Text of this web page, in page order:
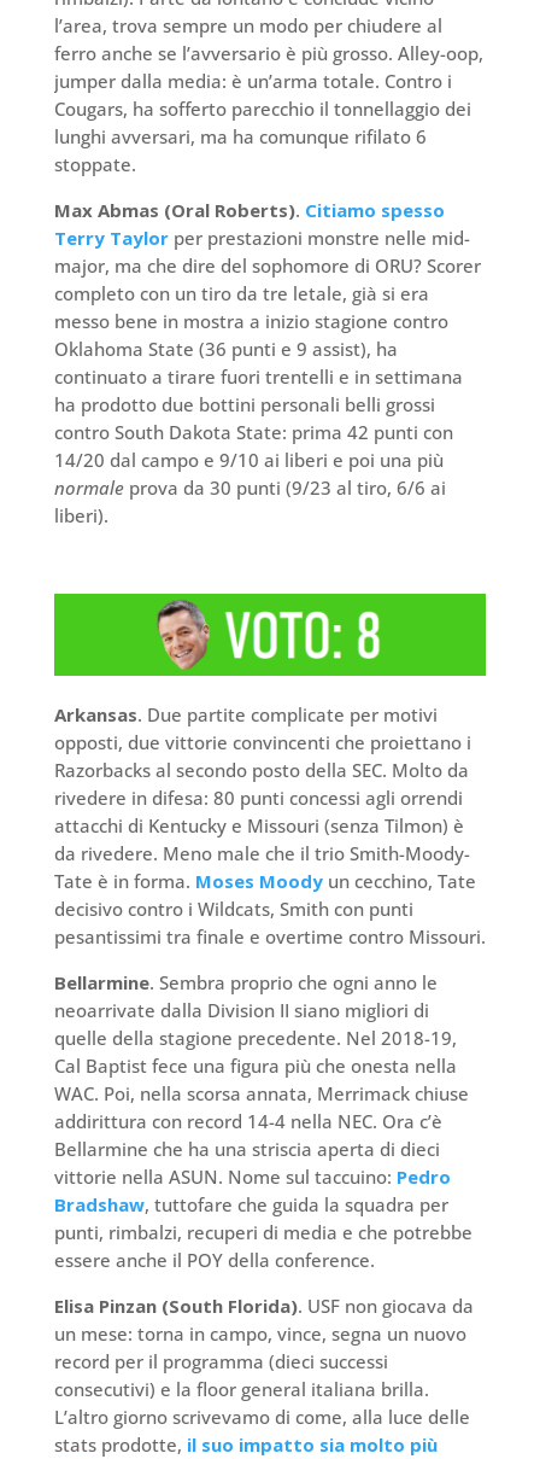
l’area, trova sempre un modo per chiudere al
ferro anche se l’avversario è più grosso. Alley-oop,
jumper dalla media: è un’arma totale. Contro i
Cougars, ha sofferto parecchio il tonnellaggio dei
lunghi avversari, ma ha comunque rifilato 6
stoppate.
Max Abmas (Oral Roberts). Citiamo spesso
Terry Taylorper prestazioni monstre nelle mid-
major, ma che dire del sophomore di ORU? Scorer
completo con un tiro da tre letale, già si era
messo bene in mostra a inizio stagione contro
Oklahoma State (36 punti e 9 assist), ha
continuato a tirare fuori trentelli e in settimana
ha prodotto due bottini personali belli grossi
contro South Dakota State: prima 42 punti con
14/20 dal campo e 9/10 ai liberi e poi una più
normale prova da 30 punti (9/23 al tiro, 6/6 ai
liberi).
Arkansas. Due partite complicate per motivi
opposti, due vittorie convincenti che proiettano i
Razorbacks al secondo posto della SEC. Molto da
rivedere in difesa: 80 punti concessi agli orrendi
attacchi di Kentucky e Missouri (senza Tilmon) è
da rivedere. Meno male che il trio Smith-Moody-
Tate è in forma. Moses Moodyun cecchino, Tate
decisivo contro i Wildcats, Smith con punti
pesantissimi tra finale e overtime contro Missouri.
Bellarmine. Sembra proprio che ogni anno le
neoarrivate dalla Division II siano migliori di
quelle della stagione precedente. Nel 2018-19,
Cal Baptist fece una figura più che onesta nella
WAC. Poi, nella scorsa annata, Merrimack chiuse
addirittura con record 14-4 nella NEC. Ora c’è
Bellarmine che ha una striscia aperta di dieci
vittorie nella ASUN. Nome sul taccuino: Pedro
Bradshaw, tuttofare che guida la squadra per
punti, rimbalzi, recuperi di media e che potrebbe
essere anche il POY della conference.
Elisa Pinzan (South Florida). USF non giocava da
un mese: torna in campo, vince, segna un nuovo
record per il programma (dieci successi
consecutivi) e la floor general italiana brilla.
L’altro giorno scrivevamo di come, alla luce delle
stats prodotte, il suo impatto sia molto più